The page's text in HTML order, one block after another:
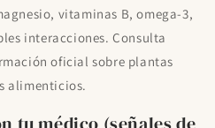
vitaminas B, omega-3,
interacciones. Consulta
oficial sobre plantas
alimenticios.